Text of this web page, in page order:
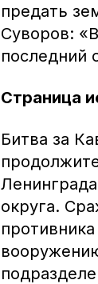
предать
Суворов:
последний
Страница
Битва за
округа.